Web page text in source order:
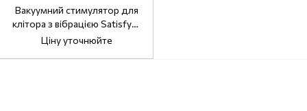
Вакуумний стимулятор для
клітора з вібрацією Satisfyer
Orca
Ціну уточнюйте